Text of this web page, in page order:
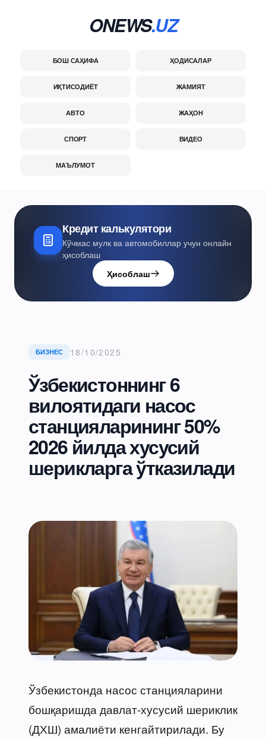
ONEWS.UZ
БОШ САҲИФА ҲОДИСАЛАР
ИҚТИСОДИЁТ ЖАМИЯТ
АВТО ЖАҲОН
СПОРТ ВИДЕО
МАЪЛУМОТ
Кредит калькулятори
Кўчмас мулк ва автомобиллар учун онлайн
ҳисоблаш
Ҳисоблаш
БИЗНЕС 18/10/2025
Ўзбекистоннинг 6
вилоятидаги насос
станцияларининг 50%
2026 йилда хусусий
шерикларга ўтказилади
Ўзбекистонда насос станцияларини
бошқаришда давлат-хусусий шериклик
(ДХШ) амалиёти кенгайтирилади. Бу